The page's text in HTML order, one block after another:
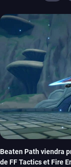
Beaten Path viendra
de FF Tactics et Fire